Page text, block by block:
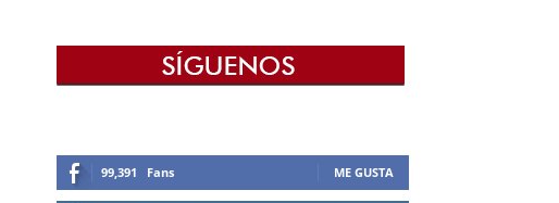
99,391 Fans ME GUSTA